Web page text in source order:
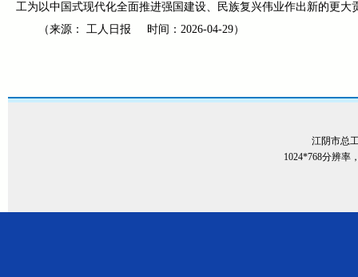
工为以中国式现代化全面推进强国建设、民族复兴伟业作出新的更大
（来源： 工人日报 时间：2026-04-29）
江阴市总
1024*768分辨率